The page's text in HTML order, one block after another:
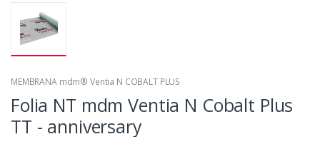
MEMBRANA mdm® Ventia N COBALT PLUS
Folia NT mdm Ventia N Cobalt Plus
TT - anniversary